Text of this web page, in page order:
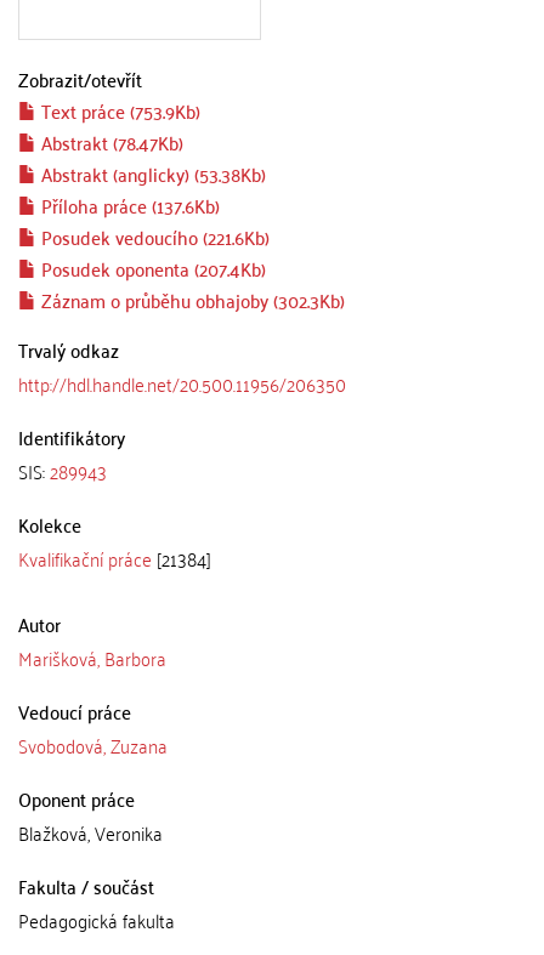
Zobrazit/otevřít
Text práce (753.9Kb)
Abstrakt (78.47Kb)
Abstrakt (anglicky) (53.38Kb)
Příloha práce (137.6Kb)
Posudek vedoucího (221.6Kb)
Posudek oponenta (207.4Kb)
Záznam o průběhu obhajoby (302.3Kb)
Trvalý odkaz
http://hdl.handle.net/20.500.11956/206350
Identifikátory
SIS:289943
Kolekce
Kvalifikační práce [21384]
Autor
Marišková, Barbora
Vedoucí práce
Svobodová, Zuzana
Oponent práce
Blažková, Veronika
Fakulta / součást
Pedagogická fakulta